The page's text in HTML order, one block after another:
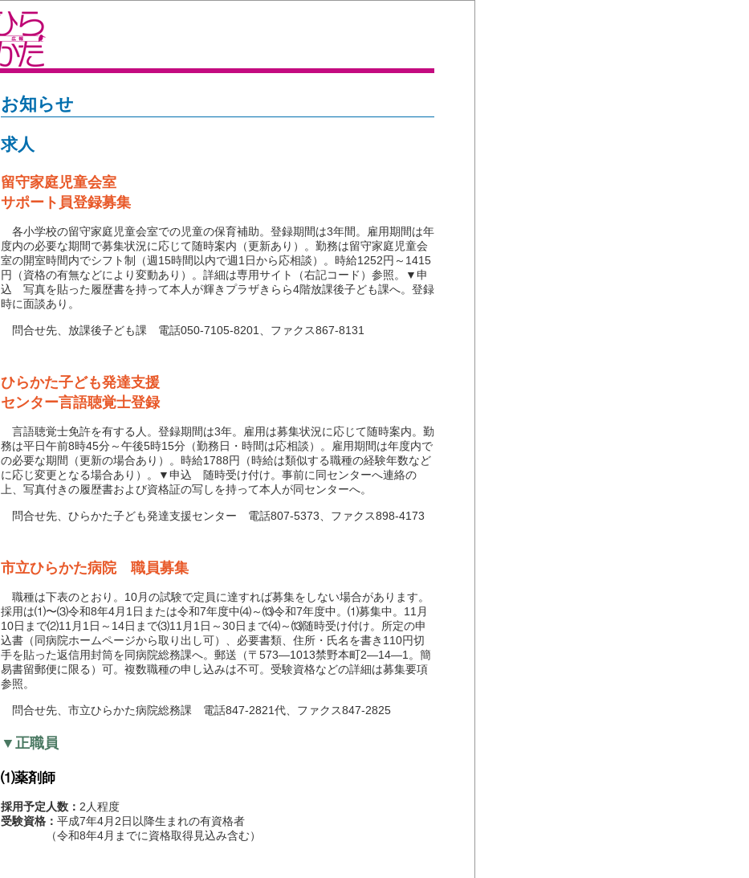
お知らせ
求人
留守家庭児童会室
サポート員登録募集
各小学校の留守家庭児童会室での児童の保育補助。登録期間は3年間。雇用期間は年
度内の必要な期間で募集状況に応じて随時案内（更新あり）。勤務は留守家庭児童会
室の開室時間内でシフト制（週15時間以内で週1日から応相談）。時給1252円～1415
円（資格の有無などにより変動あり）。詳細は専用サイト（右記コード）参照。▼申
込 写真を貼った履歴書を持って本人が輝きプラザきらら4階放課後子ども課へ。登録
時に面談あり。
問合せ先、放課後子ども課 電話050-7105-8201、ファクス867-8131
ひらかた子ども発達支援
センター言語聴覚士登録
言語聴覚士免許を有する人。登録期間は3年。雇用は募集状況に応じて随時案内。勤
務は平日午前8時45分～午後5時15分（勤務日・時間は応相談）。雇用期間は年度内で
の必要な期間（更新の場合あり）。時給1788円（時給は類似する職種の経験年数など
に応じ変更となる場合あり）。▼申込 随時受け付け。事前に同センターへ連絡の
上、写真付きの履歴書および資格証の写しを持って本人が同センターへ。
問合せ先、ひらかた子ども発達支援センター 電話807-5373、ファクス898-4173
市立ひらかた病院 職員募集
職種は下表のとおり。10月の試験で定員に達すれば募集をしない場合があります。
採用は⑴〜⑶令和8年4月1日または令和7年度中⑷～⒀令和7年度中。⑴募集中。11月
10日まで⑵11月1日～14日まで⑶11月1日～30日まで⑷～⒀随時受け付け。所定の申
込書（同病院ホームページから取り出し可）、必要書類、住所・氏名を書き110円切
手を貼った返信用封筒を同病院総務課へ。郵送（〒573―1013禁野本町2―14―1。簡
易書留郵便に限る）可。複数職種の申し込みは不可。受験資格などの詳細は募集要項
参照。
問合せ先、市立ひらかた病院総務課 電話847-2821代、ファクス847-2825
▼正職員
⑴薬剤師
採用予定人数： 2人程度
受験資格： 平成7年4月2日以降生まれの有資格者
（令和8年4月までに資格取得見込み含む）